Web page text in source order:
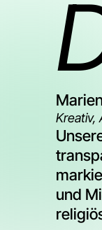
Kreativ,
und